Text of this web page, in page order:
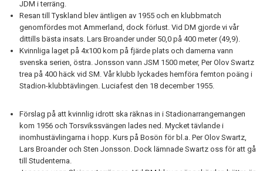
JDM i terräng.
Resan till Tyskland blev äntligen av 1955 och en klubbmatch
genomfördes mot Ammerland, dock förlust. Vid DM gjorde vi vår
dittills bästa insats. Lars Broander under 50,0 på 400 meter (49,9).
Kvinnliga laget på 4x100 kom på fjärde plats och damerna vann
svenska serien, östra. Jonsson vann JSM 1500 meter, Per Olov Swartz
trea på 400 häck vid SM. Vår klubb lyckades hemföra femton poäng i
Stadion-klubbtävlingen. Luciafest den 18 december 1955.
Förslag på att kvinnlig idrott ska räknas in i Stadionarrangemangen
kom 1956 och Torsvikssvängen lades ned. Mycket tävlande i
inomhustävlingarna i hopp. Kurs på Bosön för bl.a. Per Olov Swartz,
Lars Broander och Sten Jonsson. Dock lämnade Swartz oss för att gå
till Studenterna.